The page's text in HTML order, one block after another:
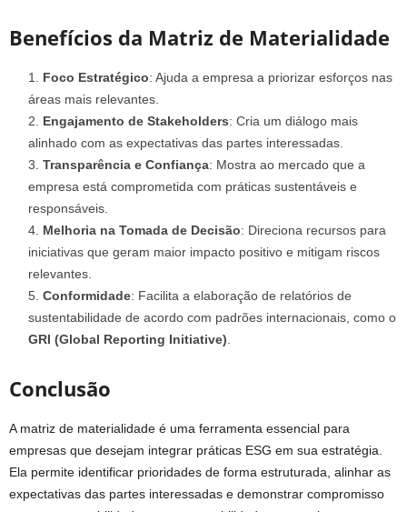
Benefícios da Matriz de Materialidade
Foco Estratégico: Ajuda a empresa a priorizar esforços nas
áreas mais relevantes.
Engajamento de Stakeholders: Cria um diálogo mais
alinhado com as expectativas das partes interessadas.
Transparência e Confiança: Mostra ao mercado que a
empresa está comprometida com práticas sustentáveis e
responsáveis.
Melhoria na Tomada de Decisão: Direciona recursos para
iniciativas que geram maior impacto positivo e mitigam riscos
relevantes.
Conformidade: Facilita a elaboração de relatórios de
sustentabilidade de acordo com padrões internacionais, como o
GRI (Global Reporting Initiative)
Conclusão
A matriz de materialidade é uma ferramenta essencial para
empresas que desejam integrar práticas ESG em sua estratégia.
Ela permite identificar prioridades de forma estruturada, alinhar as
expectativas das partes interessadas e demonstrar compromisso